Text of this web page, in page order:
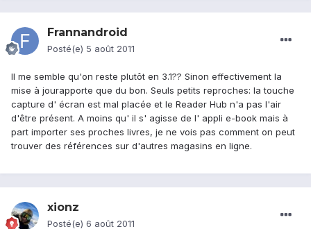
Frannandroid
Posté(e) 5 août 2011
Il me semble qu'on reste plutôt en 3.1?? Sinon effectivement la
mise à jourapporte que du bon. Seuls petits reproches: la touche
capture d' écran est mal placée et le Reader Hub n'a pas l'air
d'être présent. A moins qu' il s' agisse de l' appli e-book mais à
part importer ses proches livres, je ne vois pas comment on peut
trouver des références sur d'autres magasins en ligne.
xionz
Posté(e) 6 août 2011